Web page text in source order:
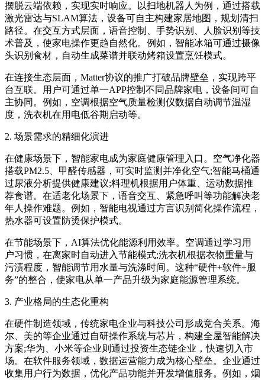
摆脱云端依赖，实现实时响应。以扫地机器人为例，通过搭载
激光雷达与SLAM算法，设备可自主构建家居地图，规划清扫
路径。在交互方式层面，语音控制、手势识别、人脸识别等技
术普及，使家电操作更趋自然化。例如，智能冰箱可通过摄像
头识别食材，自动生成菜谱并联动烤箱设置烹饪模式。
在连接生态层面，Matter协议的推广打破品牌壁垒，实现跨平
台互联。用户可通过单一APP控制不同品牌家电，设备间可自
主协同。例如，空调根据空气质量检测仪数据自动调节温湿
度，洗衣机在用电低谷期启动等。
2. 场景需求的精细化演进
在健康场景下，智能家电成为家庭健康管理入口。空气净化器
搭载PM2.5、甲醛传感器，可实时监测并净化空气;智能马桶通
过尿液分析提供健康建议;料理机根据用户体重、运动数据推
荐食谱。在适老化场景下，语音交互、紧急呼叫等功能解决老
年人操作难题。例如，智能电视通过方言识别简化操作流程，
热水器可设置防烫保护模式。
在节能场景下，AI算法优化能源利用效率。空调通过学习用
户习惯，在离家时自动进入节能模式;洗衣机根据衣物重量与
污渍程度，智能调节用水量与洗涤时间。这种“硬件+软件+服
务”的整合，使家电从单一产品升级为家庭能源管理系统。
3. 产业格局的生态化重构
在硬件制造领域，传统家电企业与科技公司形成竞合关系。海
尔、美的等企业通过自研操作系统与芯片，构建全屋智能解决
方案;华为、小米等企业则通过投资生态链企业，快速切入市
场。在软件服务领域，数据运营能力成为核心壁垒。企业通过
收集用户行为数据，优化产品功能并开发增值服务。例如，烟